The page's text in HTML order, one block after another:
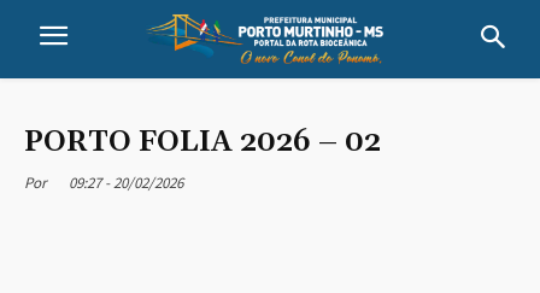
PORTO FOLIA 2026 – 02
Por 09:27 - 20/02/2026